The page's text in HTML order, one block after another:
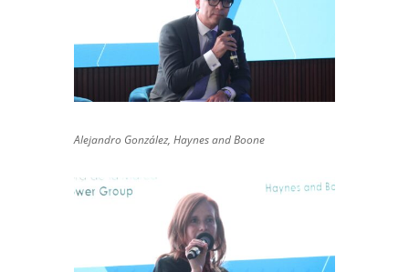
Alejandro González, Haynes and Boone